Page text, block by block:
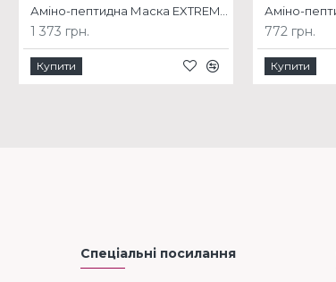
1 373 грн.
Купити
772 грн.
Купити
Спеціальні посилання